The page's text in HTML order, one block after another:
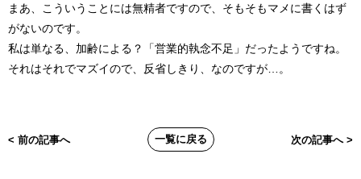
まあ、こういうことには無精者ですので、そもそもマメに書くはず
がないのです。
私は単なる、加齢による？「営業的執念不足」だったようですね。
それはそれでマズイので、反省しきり、なのですが…。
< 前の記事へ 一覧に戻る 次の記事へ >